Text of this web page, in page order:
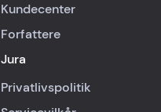
Kundecenter
Forfattere
Jura
Privatlivspolitik